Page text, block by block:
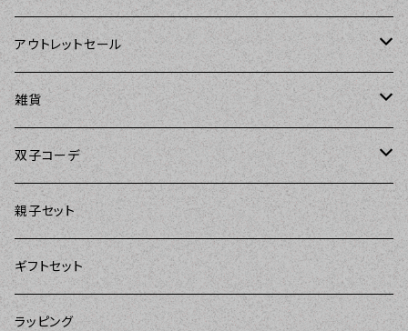
The Sunday Girl（ザサンデーガール）
Carolyn's Kitchen（キャロリンズキッチン）
Sugar baby aprons（シュガーベイビー）
DII（ディーアイアイ）
MOZI（モジ）
amorico（アモリコ）
Sierra Rose（シエラローズ）
amorico（アモリコ）
Sierra Rose（シエラローズ）
The Sunday Girl（ザサンデーガール）
ASD Living（エーエスディーリビング）
Kitsch'n Glam（キッチングラム）
DII（ディーアイアイ）
アウトレットセール
エプロン
Kitsch'n Glam（キッチングラム）
Sierra Rose（シエラローズ）
DII（ディーアイアイ）
amorico（アモリコ）
雑貨
amorico（アモリコ）
雑貨
amorico（アモリコ）
The Sunday Girl（ザサンデーガール）
DII（ディーアイアイ）
Kitsch'n Glam（キッチングラム）
双子コーデ
The Sunday Girl（サンデーガール）
親子セット
ギフトセット
ラッピング